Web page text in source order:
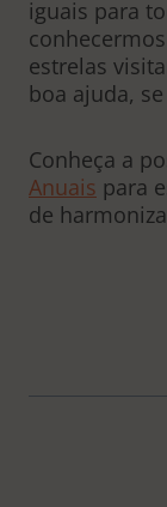
iguais para
estrelas
boa ajuda,
Conheça a
Anuais para
de